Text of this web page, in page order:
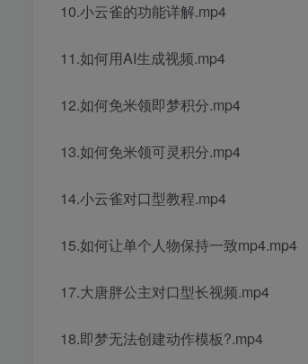
10.小云雀的功能详解.mp4
11.如何用AI生成视频.mp4
12.如何免米领即梦积分.mp4
13.如何免米领可灵积分.mp4
14.小云雀对口型教程.mp4
15.如何让单个人物保持一致mp4.mp4
17.大唐胖公主对口型长视频.mp4
18.即梦无法创建动作模板?.mp4